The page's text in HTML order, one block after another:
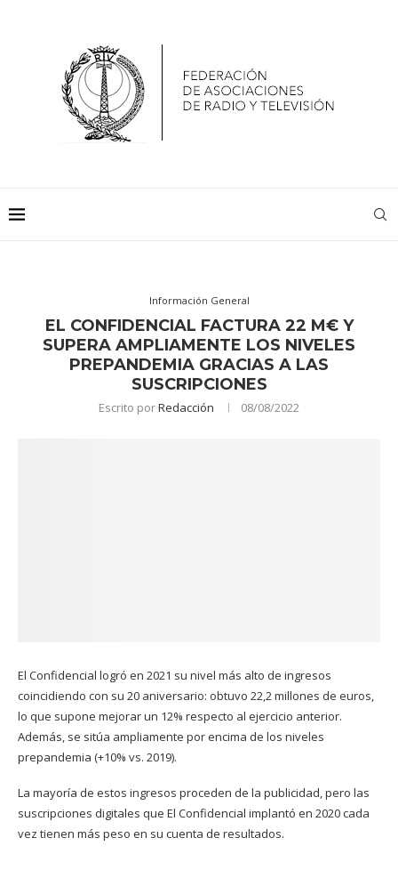
Información General
EL CONFIDENCIAL FACTURA 22 M€ Y
SUPERA AMPLIAMENTE LOS NIVELES
PREPANDEMIA GRACIAS A LAS
SUSCRIPCIONES
Escrito porRedacción 08/08/2022
El Confidencial logró en 2021 su nivel más alto de ingresos
coincidiendo con su 20 aniversario: obtuvo 22,2 millones de euros,
lo que supone mejorar un 12% respecto al ejercicio anterior.
Además, se sitúa ampliamente por encima de los niveles
prepandemia (+10% vs. 2019).
La mayoría de estos ingresos proceden de la publicidad, pero las
suscripciones digitales que El Confidencial implantó en 2020 cada
vez tienen más peso en su cuenta de resultados.